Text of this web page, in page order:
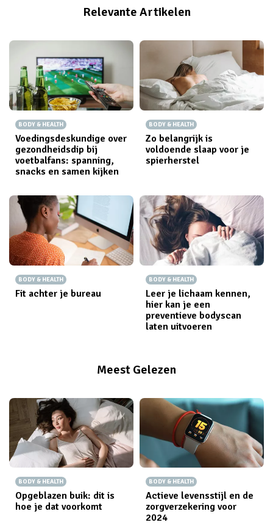
Relevante Artikelen
BODY & HEALTH
Voedingsdeskundige over
gezondheidsdip bij
voetbalfans: spanning,
snacks en samen kijken
BODY & HEALTH
Zo belangrijk is
voldoende slaap voor je
spierherstel
BODY & HEALTH
Fit achter je bureau
BODY & HEALTH
Leer je lichaam kennen,
hier kan je een
preventieve bodyscan
laten uitvoeren
Meest Gelezen
BODY & HEALTH
Opgeblazen buik: dit is
hoe je dat voorkomt
BODY & HEALTH
Actieve levensstijl en de
zorgverzekering voor
2024